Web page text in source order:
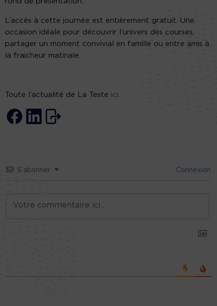
L’accès à cette journée est entièrement gratuit. Une
occasion idéale pour découvrir l’univers des courses,
partager un moment convivial en famille ou entre amis à
la fraicheur matinale.
Toute l’actualité de La Teste ici.
S’abonner Connexion